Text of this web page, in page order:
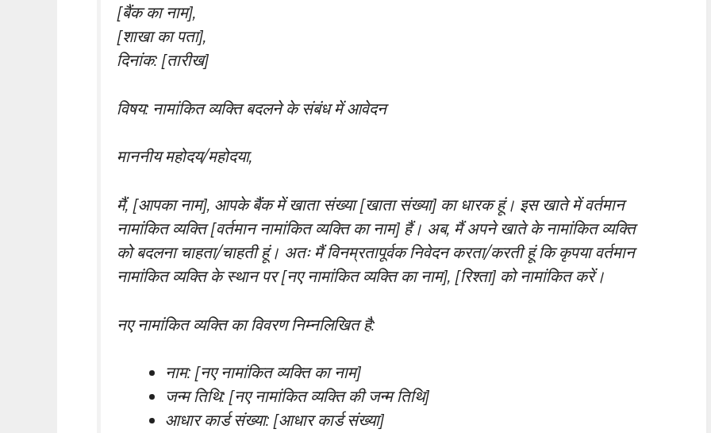
[बैंक का नाम],
[शाखा का पता],
दिनांक: [तारीख]
विषय: नामांकित व्यक्ति बदलने के संबंध में आवेदन
माननीय महोदय/महोदया,
मैं, [आपका नाम], आपके बैंक में खाता संख्या [खाता संख्या] का धारक हूं। इस खाते में वर्तमान
नामांकित व्यक्ति [वर्तमान नामांकित व्यक्ति का नाम] हैं। अब, मैं अपने खाते के नामांकित व्यक्ति
को बदलना चाहता/चाहती हूं। अतः मैं विनम्रतापूर्वक निवेदन करता/करती हूं कि कृपया वर्तमान
नामांकित व्यक्ति के स्थान पर [नए नामांकित व्यक्ति का नाम], [रिश्ता] को नामांकित करें।
नए नामांकित व्यक्ति का विवरण निम्नलिखित है:
नाम: [नए नामांकित व्यक्ति का नाम]
जन्म तिथि: [नए नामांकित व्यक्ति की जन्म तिथि]
आधार कार्ड संख्या: [आधार कार्ड संख्या]